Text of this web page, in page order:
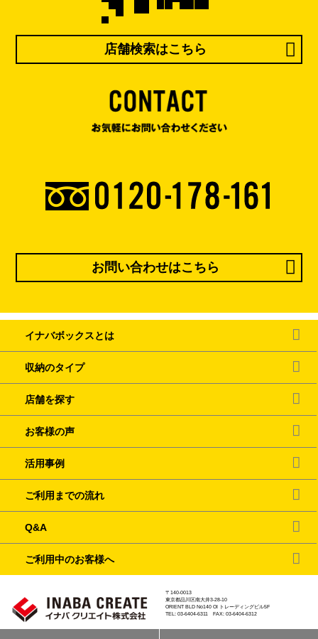
店舗検索はこちら
お問い合わせはこちら
イナバボックスとは
収納のタイプ
店舗を探す
お客様の声
活用事例
ご利用までの流れ
Q&A
ご利用中のお客様へ
〒140-0013
東京都品川区南大井3-28-10
ORIENT BLD No140 OI トレーディングビル5F
TEL: 03-6404-6311 FAX: 03-6404-6312